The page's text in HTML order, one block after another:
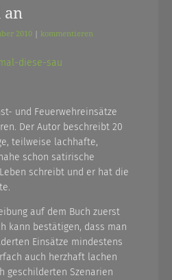
an
2010 | kommentieren
und Feuerwehreinsätze
Der Autor beschreibt 20
teilweise lachhafte,
schon satirische
schreibt und er hat die
auf dem Buch zuerst
kann bestätigen, dass man
Einsätze mindestens
auch herzhaft lachen
geschilderten Szenarien